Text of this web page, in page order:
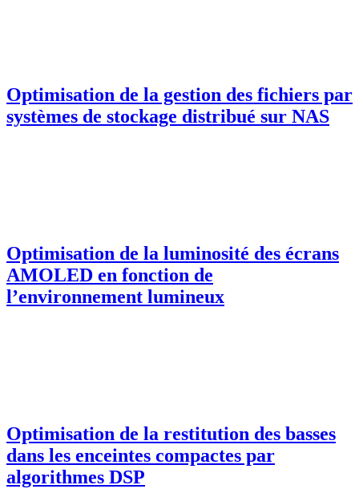
Optimisation de la gestion des fichiers par
systèmes de stockage distribué sur NAS
Optimisation de la luminosité des écrans
AMOLED en fonction de
l’environnement lumineux
Optimisation de la restitution des basses
dans les enceintes compactes par
algorithmes DSP